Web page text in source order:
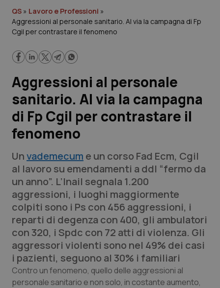
Governo e Parlamento
Regioni e Asl
Lavoro e Professioni
Scienza e Farmaci
Studi e Analisi
Lettere al direttore
Edizioni Regionali
QS Pro
Professionisti Sanitari.AI
Abruzzo
Basilicata
QS Pro Gold
Artrite & artrosi
QS Club Newsletter
QS » Lavoro e Professioni »
Aggressioni al personale sanitario. Al via la campagna di Fp
Cgil per contrastare il fenomeno
Aggressioni al personale
sanitario. Al via la campagna
di Fp Cgil per contrastare il
fenomeno
Unvademecum e un corso Fad Ecm, Cgil
al lavoro su emendamenti a ddl “fermo da
un anno”. L’Inail segnala 1.200
aggressioni, i luoghi maggiormente
colpiti sono i Ps con 456 aggressioni, i
reparti di degenza con 400, gli ambulatori
con 320, i Spdc con 72 atti di violenza. Gli
aggressori violenti sono nel 49% dei casi
i pazienti, seguono al 30% i familiari
Contro un fenomeno, quello delle aggressioni al
personale sanitario e non solo, in costante aumento,